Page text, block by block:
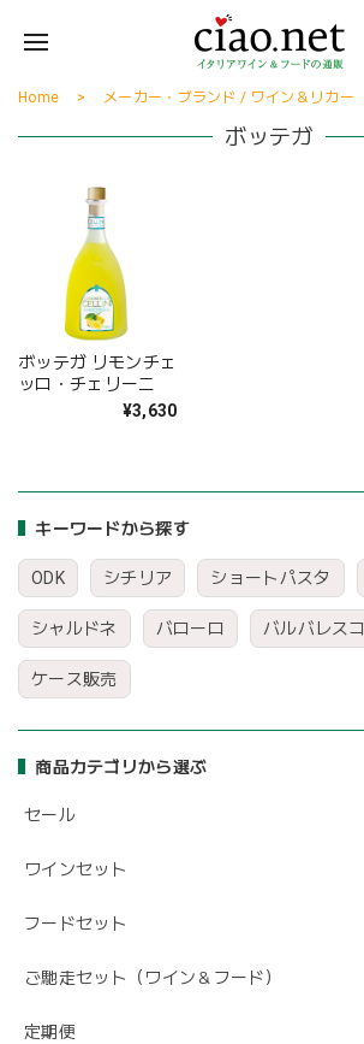
キーワードから探す
ODK シチリア ショートパスタ
シャルドネ バローロ バルバレスコ
ケース販売
商品カテゴリから選ぶ
セール
ワインセット
フードセット
ご馳走セット（ワイン＆フード）
定期便
Home メーカー・ブランド / ワイン＆リカー
ボッテガ
ボッテガ リモンチェ
ッロ・チェリーニ
¥3,630